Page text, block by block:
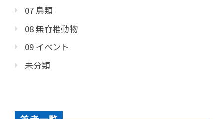
07 鳥類
08 無脊椎動物
09 イベント
未分類